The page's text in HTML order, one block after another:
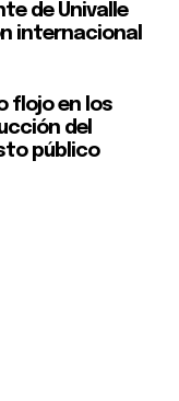
de Univalle
internacional
flojo en los
del
público